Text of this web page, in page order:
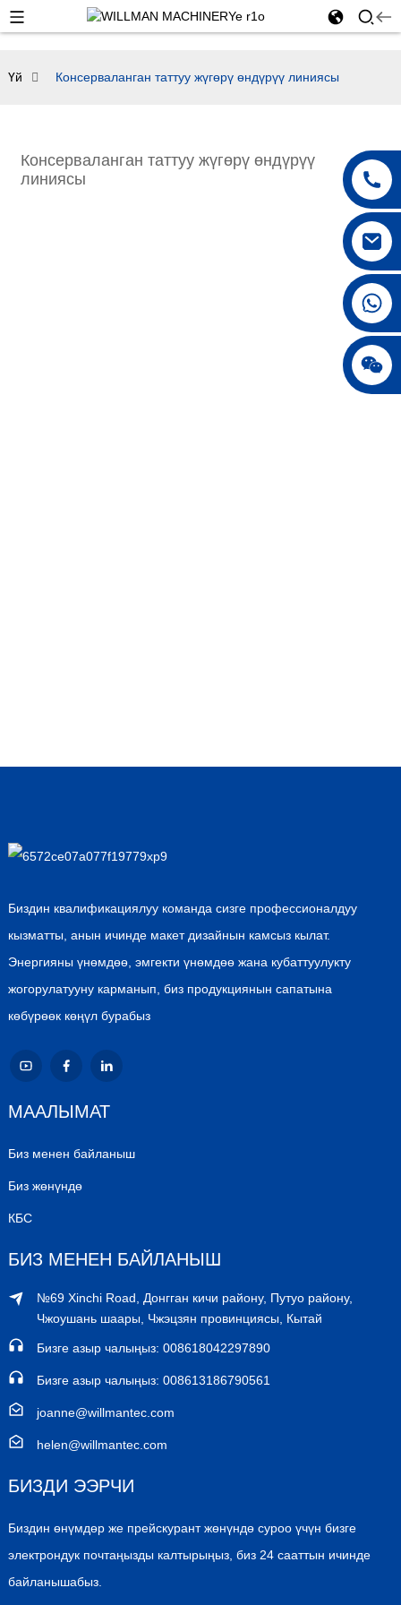
Үй Консерваланган таттуу жүгөрү өндүрүү линиясы
Консерваланган таттуу жүгөрү өндүрүү
линиясы
Биздин квалификациялуу команда сизге профессионалдуу
кызматты, анын ичинде макет дизайнын камсыз кылат.
Энергияны үнөмдөө, эмгекти үнөмдөө жана кубаттуулукту
жогорулатууну карманып, биз продукциянын сапатына
көбүрөөк көңүл бурабыз
МААЛЫМАТ
Биз менен байланыш
Биз жөнүндө
КБС
БИЗ МЕНЕН БАЙЛАНЫШ
№69 Xinchi Road, Донгган кичи району, Путуо району,
Чжоушань шаары, Чжэцзян провинциясы, Кытай
Бизге азыр чалыңыз: 008618042297890
Бизге азыр чалыңыз: 008613186790561
joanne@willmantec.com
helen@willmantec.com
БИЗДИ ЭЭРЧИ
Биздин өнүмдөр же прейскурант жөнүндө суроо үчүн бизге
электрондук почтаңызды калтырыңыз, биз 24 сааттын ичинде
байланышабыз.